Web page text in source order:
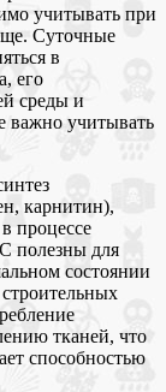
учитывать при
Суточные
в
его
среды и
важно учитывать
карнитин),
процессе
полезны для
состоянии
тканей, что
способностью